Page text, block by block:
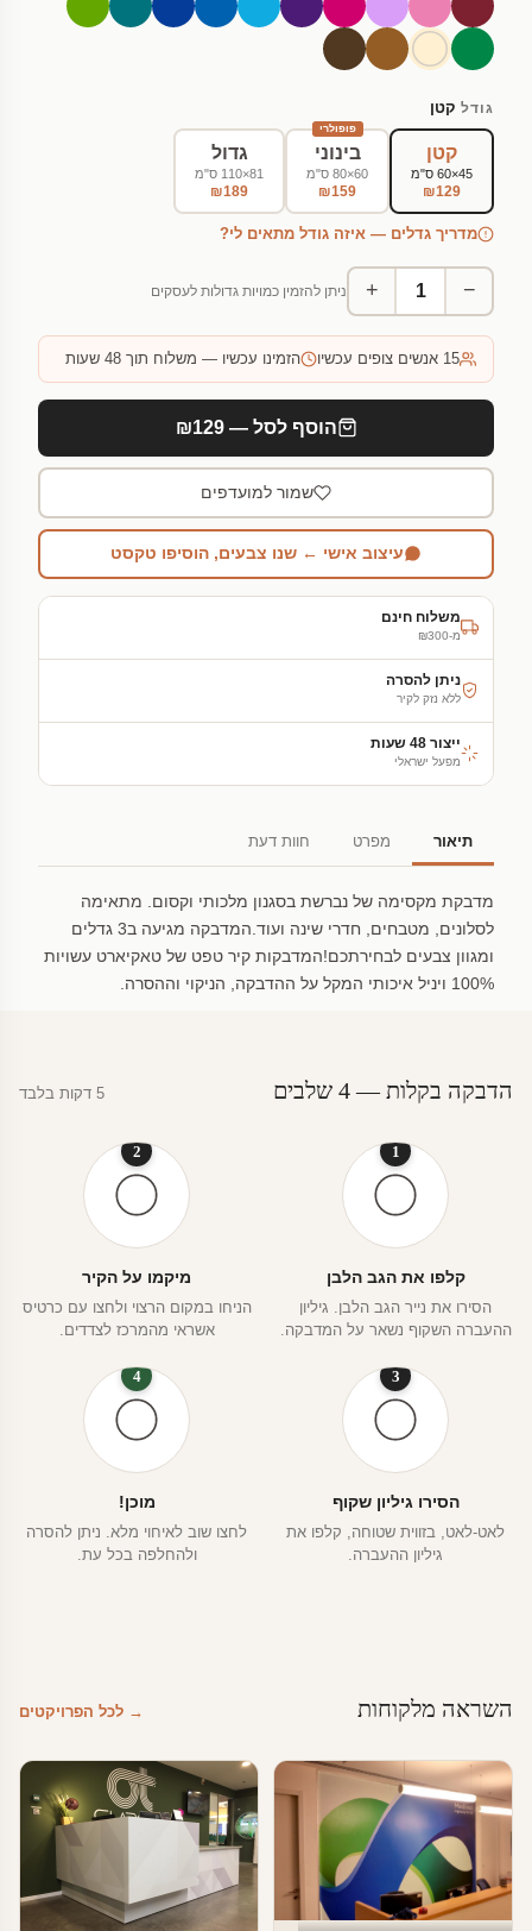
גודל קטן
קטן
45×60 ס"מ
₪129
פופולרי
בינוני
60×80 ס"מ
₪159
גדול
81×110 ס"מ
₪189
מדריך גדלים — איזה גודל מתאים לי?
−
+ ניתן להזמין כמויות גדולות לעסקים
15 אנשים צופים עכשיו הזמינו עכשיו — משלוח תוך 48 שעות
הוסף לסל — ₪129
שמור למועדפים
עיצוב אישי ← שנו צבעים, הוסיפו טקסט
משלוח חינם
מ-₪300
ניתן להסרה
ללא נזק לקיר
ייצור 48 שעות
מפעל ישראלי
תיאור מפרט חוות דעת
מדבקת מקסימה של נברשת בסגנון מלכותי וקסום. מתאימה
לסלונים, מטבחים, חדרי שינה ועוד.המדבקה מגיעה ב3 גדלים
ומגוון צבעים לבחירתכם!המדבקות קיר טפט של טאקיארט עשויות
100% ויניל איכותי המקל על ההדבקה, הניקוי וההסרה.
הדבקה בקלות — 4 שלבים 5 דקות בלבד
1
קלפו את הגב הלבן
הסירו את נייר הגב הלבן. גיליון
ההעברה השקוף נשאר על המדבקה.
2
מיקמו על הקיר
הניחו במקום הרצוי ולחצו עם כרטיס
אשראי מהמרכז לצדדים.
3
הסירו גיליון שקוף
לאט-לאט, בזווית שטוחה, קלפו את
גיליון ההעברה.
4
מוכן!
לחצו שוב לאיחוי מלא. ניתן להסרה
ולהחלפה בכל עת.
השראה מלקוחות → לכל הפרויקטים